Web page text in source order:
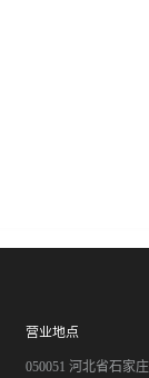
营业地点
050051 河北省石家